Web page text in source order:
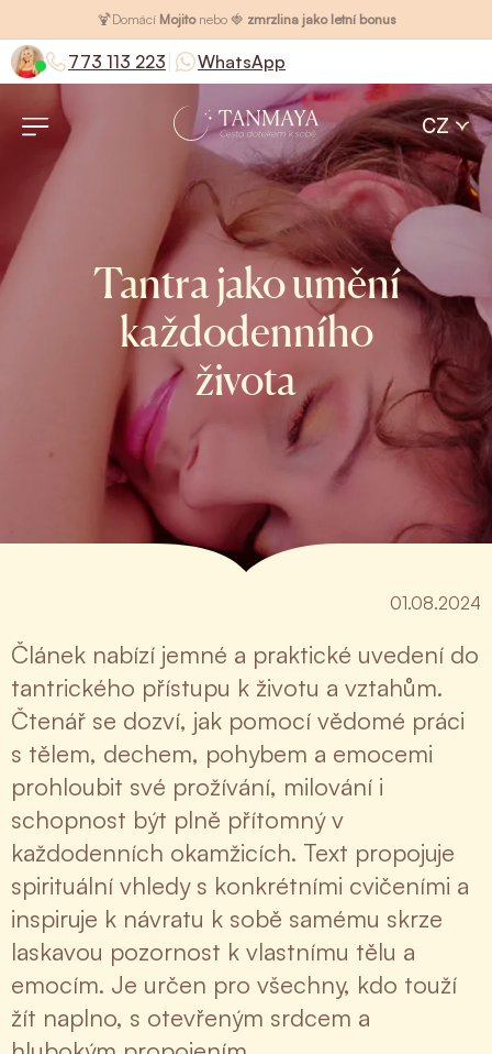
🍹Domácí Mojitonebo 🍓 zmrzlina jako letní bonus
773 113 223 WhatsApp
CZ
Tantra jako umění
každodenního
života
01.08.2024
Článek nabízí jemné a praktické uvedení do
tantrického přístupu k životu a vztahům.
Čtenář se dozví, jak pomocí vědomé práci
s tělem, dechem, pohybem a emocemi
prohloubit své prožívání, milování i
schopnost být plně přítomný v
každodenních okamžicích. Text propojuje
spirituální vhledy s konkrétními cvičeními a
inspiruje k návratu k sobě samému skrze
laskavou pozornost k vlastnímu tělu a
emocím. Je určen pro všechny, kdo touží
žít naplno, s otevřeným srdcem a